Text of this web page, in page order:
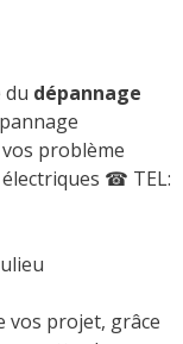
du dépannage
problème
☎ TEL:
vos projet, grâce